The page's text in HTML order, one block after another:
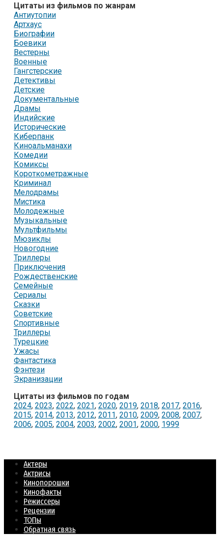
Цитаты из фильмов по жанрам
Антиутопии
Артхаус
Биографии
Боевики
Вестерны
Военные
Гангстерские
Детективы
Детские
Документальные
Драмы
Индийские
Исторические
Киберпанк
Киноальманахи
Комедии
Комиксы
Короткометражные
Криминал
Мелодрамы
Мистика
Молодежные
Музыкальные
Мультфильмы
Мюзиклы
Новогодние
Триллеры
Приключения
Рождественские
Семейные
Сериалы
Сказки
Советские
Спортивные
Триллеры
Турецкие
Ужасы
Фантастика
Фэнтези
Экранизации
Цитаты из фильмов по годам
2024, 2023, 2022, 2021, 2020, 2019, 2018, 2017, 2016,
2015, 2014, 2013, 2012, 2011, 2010, 2009, 2008, 2007,
2006, 2005, 2004, 2003, 2002, 2001, 2000, 1999
Актеры
Актрисы
Кинопорошки
Кинофакты
Режиссеры
Рецензии
ТОПы
Обратная связь